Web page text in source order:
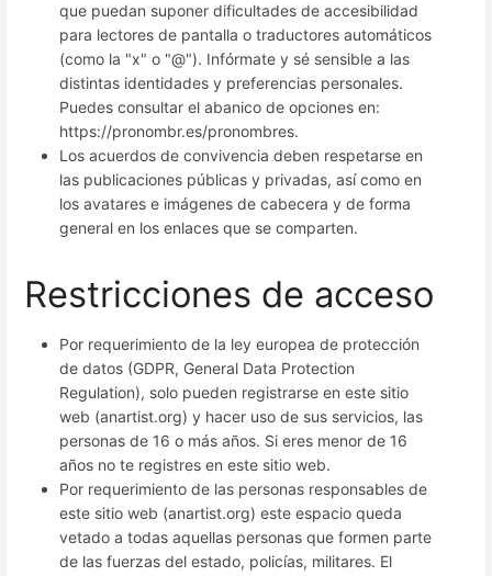
que puedan suponer dificultades de accesibilidad
para lectores de pantalla o traductores automáticos
(como la "x" o "@"). Infórmate y sé sensible a las
distintas identidades y preferencias personales.
Puedes consultar el abanico de opciones en:
https://pronombr.es/pronombres.
Los acuerdos de convivencia deben respetarse en
las publicaciones públicas y privadas, así como en
los avatares e imágenes de cabecera y de forma
general en los enlaces que se comparten.
Restricciones de acceso
Por requerimiento de la ley europea de protección
de datos (GDPR, General Data Protection
Regulation), solo pueden registrarse en este sitio
web (anartist.org) y hacer uso de sus servicios, las
personas de 16 o más años. Si eres menor de 16
años no te registres en este sitio web.
Por requerimiento de las personas responsables de
este sitio web (anartist.org) este espacio queda
vetado a todas aquellas personas que formen parte
de las fuerzas del estado, policías, militares. El